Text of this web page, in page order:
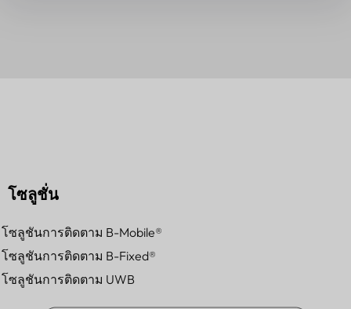
โซลูชั่น
โซลูชันการติดตาม B-Mobile®
โซลูชันการติดตาม B-Fixed®
โซลูชันการติดตาม UWB